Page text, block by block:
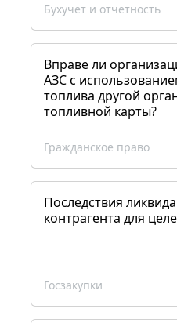
Бухучет и отчетность
Вправе ли
АЗС с
топлива другой
топливной карты?
Гражданское право
Последствия
контрагента для
Госзакупки